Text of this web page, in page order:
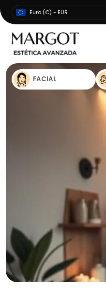
Euro (€) - EUR
FACIAL